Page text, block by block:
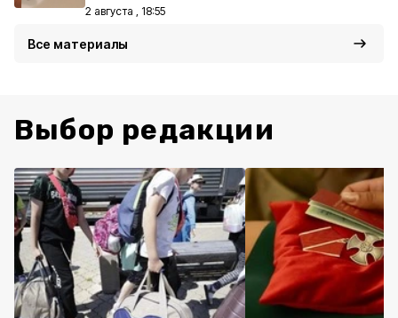
2 августа , 18:55
Все материалы
Выбор редакции